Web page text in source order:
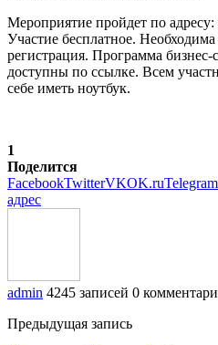
Мероприятие пройдет по адресу:
Участие бесплатное. Необходима
регистрация. Программа бизнес-
доступны по ссылке. Всем
себе иметь ноутбук.
1
Поделится
FacebookTwitterVKOK.ruTelegram
адрес
admin 4245 записей 0
Предыдущая запись